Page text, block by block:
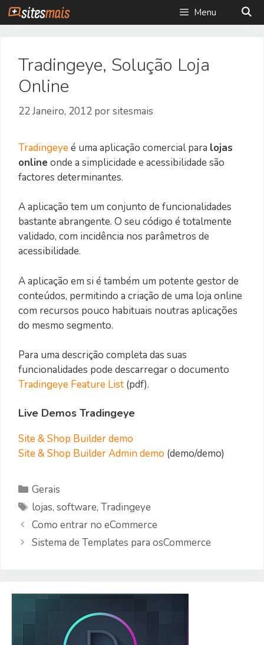
Saltar
para
Menu
Tradingeye, Solução Loja
Online
22 Janeiro, 2012 porsitesmais
Tradingeyeé uma aplicação comercial para lojas
online onde a simplicidade e acessibilidade são
factores determinantes.
A aplicação tem um conjunto de funcionalidades
bastante abrangente. O seu código é totalmente
validado, com incidência nos parâmetros de
acessibilidade.
A aplicação em si é também um potente gestor de
conteúdos, permitindo a criação de uma loja online
com recursos pouco habituais noutras aplicações
do mesmo segmento.
Para uma descrição completa das suas
funcionalidades pode descarregar o documento
Tradingeye Feature List (pdf).
Live Demos Tradingeye
Site & Shop Builder demo
Site & Shop Builder Admin demo (demo/demo)
Categorias
Gerais
Etiquetas
lojas,software,Tradingeye
Como entrar no eCommerce
Sistema de Templates para osCommerce